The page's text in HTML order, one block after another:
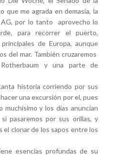
que me agrada en demasía, la
AG, por lo tanto aprovecho lo
para recorrer el puerto,
de Europa, aunque
del mar. También cruzaremos
y una parte de
historia corriendo por sus
una excursión por el, pues
muchísimo y los días anuncian
pasaremos por sus orillas, y
el clonar de los sapos entre los
esencias profundas de su